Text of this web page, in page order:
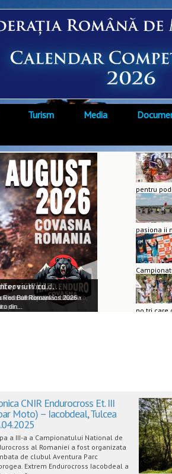
Turism Media
pentru
Enduro
pasiona ii
un nou
desf urat
no tri care
Et. VI -...
VI-a din CNIR Hard Enduro,
vine...
sunt invitați la un nou
pe...
World...
s-a desfășurat în Lituania
cu...
Bull Romaniacs 2026 -
din...
CNIR Endurocross Et. III
Moto) – Iacobdeal, Tulcea
a III-a a Campionatului National de
al Romaniei a fost organizata
de clubul Aventura Parc
Extrem Endurocross Iacobdeal a